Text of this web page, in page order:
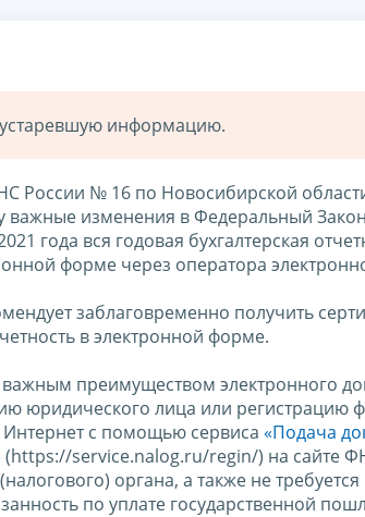
информацию.
России № 16 по Новосибирской
важные изменения в Федеральный
года вся годовая бухгалтерская
форме через оператора
заблаговременно получить
в электронной форме.
преимуществом электронного
юридического лица или регистрацию
Интернет с помощью сервиса «Подача
(https://service.nalog.ru/regin/) на сайте
органа, а также не
по уплате государственной